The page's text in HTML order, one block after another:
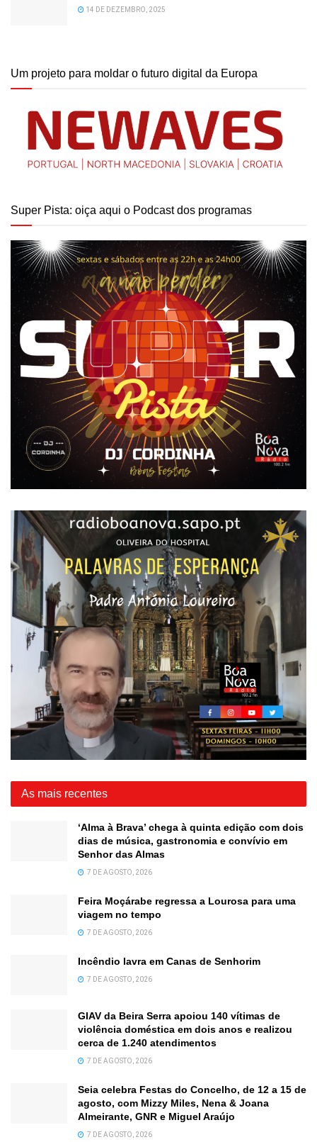
14 DE DEZEMBRO, 2025
Um projeto para moldar o futuro digital da Europa
Super Pista: oiça aqui o Podcast dos programas
As mais recentes
‘Alma à Brava’ chega à quinta edição com dois
dias de música, gastronomia e convívio em
Senhor das Almas
7 DE AGOSTO, 2026
Feira Moçárabe regressa a Lourosa para uma
viagem no tempo
7 DE AGOSTO, 2026
Incêndio lavra em Canas de Senhorim
7 DE AGOSTO, 2026
GIAV da Beira Serra apoiou 140 vítimas de
violência doméstica em dois anos e realizou
cerca de 1.240 atendimentos
7 DE AGOSTO, 2026
Seia celebra Festas do Concelho, de 12 a 15 de
agosto, com Mizzy Miles, Nena & Joana
Almeirante, GNR e Miguel Araújo
7 DE AGOSTO, 2026